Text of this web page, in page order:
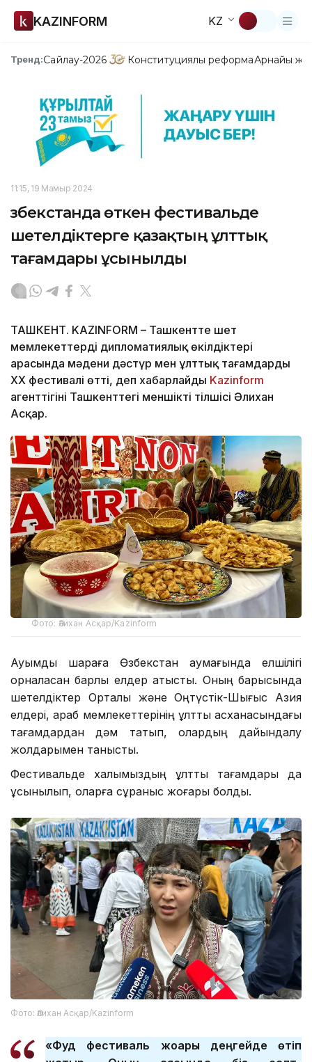
KAZINFORM KZ
Тренд:Сайлау-2026 Конституциялық реформаАрнайы
11:15, 19 Мамыр 2024
Өзбекстанда өткен фестивальде
шетелдіктерге қазақтың ұлттық
тағамдары ұсынылды
ТАШКЕНТ. KAZINFORM – Ташкентте шет
мемлекеттердің дипломатиялық өкілдіктері
арасында мәдени дәстүр мен ұлттық тағамдардың
XX фестивалі өтті, деп хабарлайды Kazinform
агенттігінің Ташкенттегі меншікті тілшісі Әлихан
Асқар.
Фото: Әлихан Асқар/Kazinform
Ауқымды шараға Өзбекстан аумағында елшілігі
орналасқан барлық елдер қатысты. Оның барысында
шетелдіктер Орталық және Оңтүстік-Шығыс Азия
елдері, араб мемлекеттерінің ұлттық асханасындағы
тағамдардан дәм татып, олардың дайындалу
жолдарымен танысты.
Фестивальде халқымыздың ұлттық тағамдары да
ұсынылып, оларға сұраныс жоғары болды.
Фото: Әлихан Асқар/Kazinform
«Фуд фестиваль жоғары деңгейде өтіп